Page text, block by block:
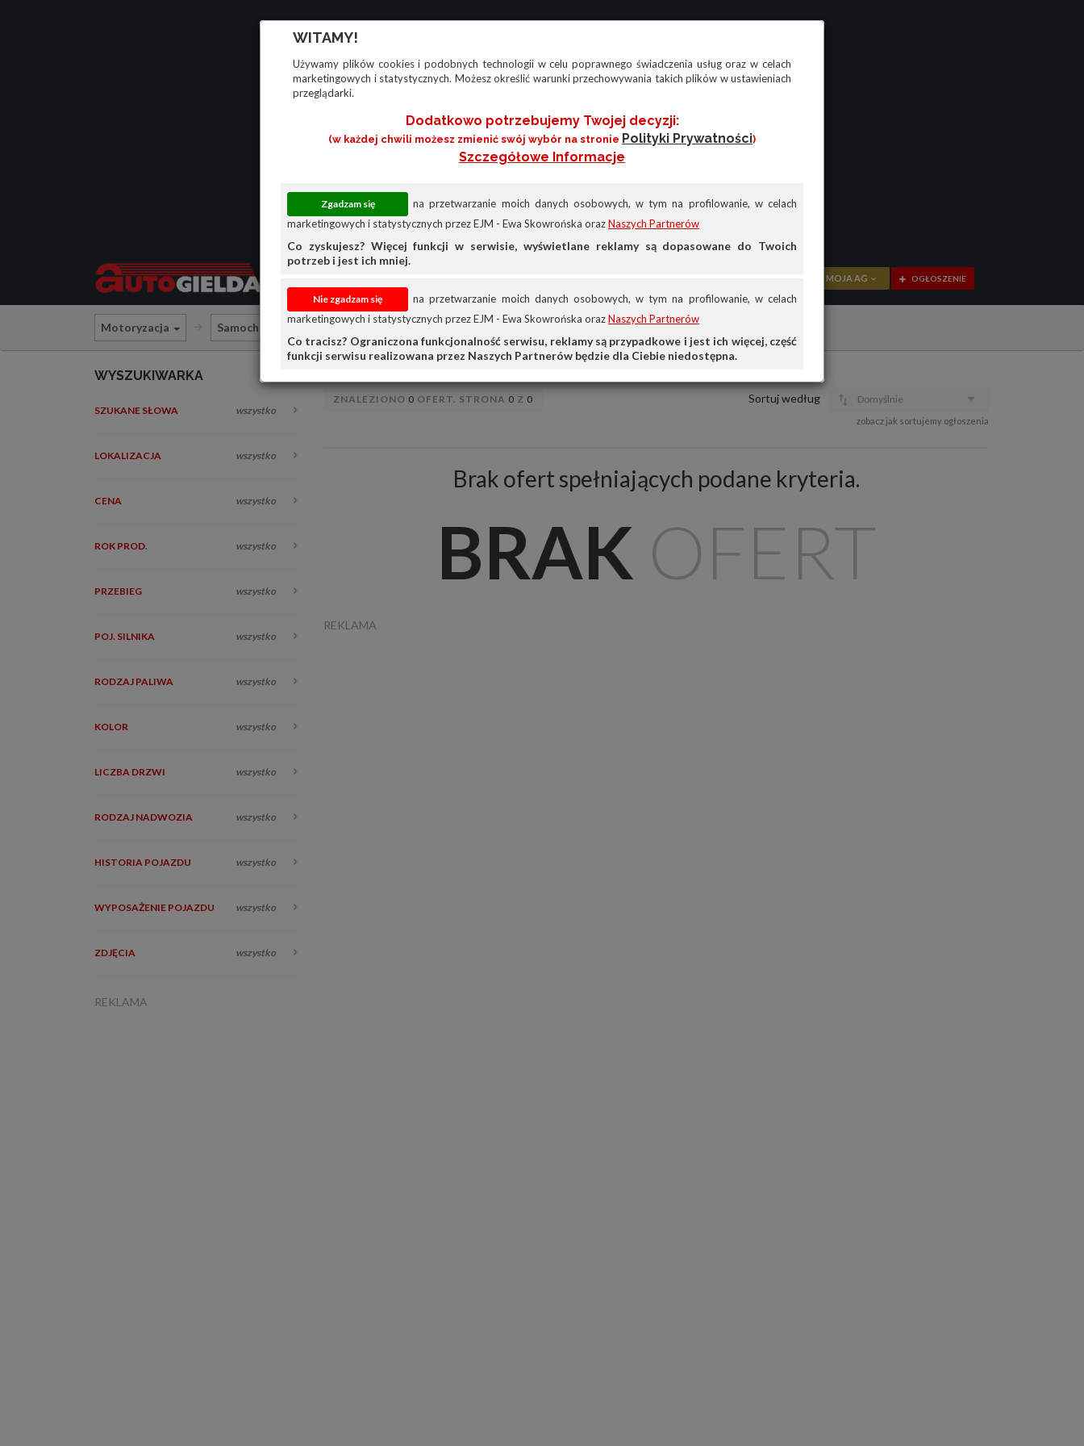
WITAMY!
Używamy plików cookies i podobnych technologii w celu poprawnego świadczenia usług oraz w celach
marketingowych i statystycznych. Możesz określić warunki przechowywania takich plików w ustawieniach
przeglądarki.
Dodatkowo potrzebujemy Twojej decyzji:
(w każdej chwili możesz zmienić swój wybór na stronie Polityki Prywatności)
Szczegółowe Informacje
na przetwarzanie moich danych osobowych, w tym na profilowanie, w celach
marketingowych i statystycznych przez EJM - Ewa Skowrońska orazNaszych Partnerów
Co zyskujesz? Więcej funkcji w serwisie, wyświetlane reklamy są dopasowane do Twoich
potrzeb i jest ich mniej.
na przetwarzanie moich danych osobowych, w tym na profilowanie, w celach
marketingowych i statystycznych przez EJM - Ewa Skowrońska orazNaszych Partnerów
Co tracisz? Ograniczona funkcjonalność serwisu, reklamy są przypadkowe i jest ich więcej, część
funkcji serwisu realizowana przez Naszych Partnerów będzie dla Ciebie niedostępna.
MOJA AG
PRZEGLĄD
OGŁOSZENIE
Motoryzacja Samochody osobowe Dacia Dacia Lodgy
WYSZUKIWARKA
SZUKANE SŁOWA wszystko
LOKALIZACJA wszystko
CENA wszystko
ROK PROD. wszystko
PRZEBIEG wszystko
POJ. SILNIKA wszystko
RODZAJ PALIWA wszystko
KOLOR wszystko
LICZBA DRZWI wszystko
RODZAJ NADWOZIA wszystko
HISTORIA POJAZDU wszystko
WYPOSAŻENIE POJAZDU wszystko
ZDJĘCIA wszystko
REKLAMA
ZNALEZIONO 0 OFERT. STRONA 0 Z 0 Sortuj według Domyślnie
zobacz jak sortujemy ogłoszenia
Brak ofert spełniających podane kryteria.
BRAK OFERT
REKLAMA